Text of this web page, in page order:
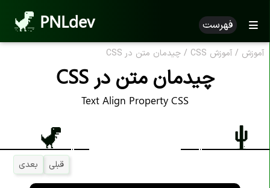
PNLdev فهرست
آموزش / آموزش CSS / چیدمان متن در CSS
چیدمان متن در CSS
Text Align Property CSS
قبلی بعدی